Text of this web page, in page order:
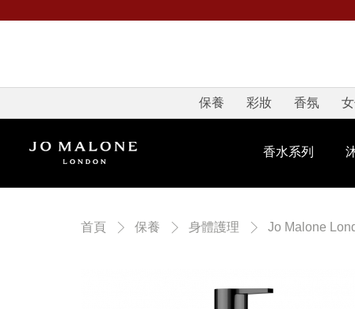
保養 彩妝 香氛
香水系列
首頁 保養 身體護理 Jo Malone